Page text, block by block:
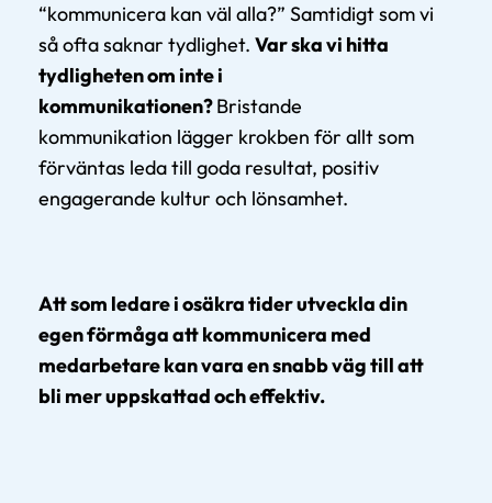
“kommunicera kan väl alla?” Samtidigt som vi
så ofta saknar tydlighet.Var ska vi hitta
tydligheten om inte i
kommunikationen?Bristande
kommunikation lägger krokben för allt som
förväntas leda till goda resultat, positiv
engagerande kultur och lönsamhet.
Att som ledare i osäkra tider utveckla din
egen förmåga att kommunicera med
medarbetare kan vara en snabb väg till att
bli mer uppskattad och effektiv.